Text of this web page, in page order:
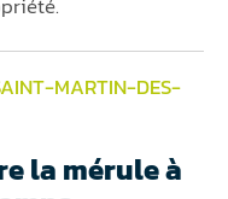
MARTIN-DES-
la mérule à